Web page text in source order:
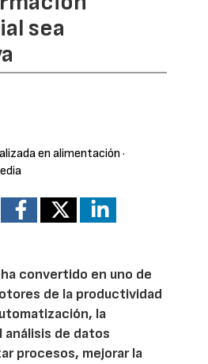
sea
en alimentación ·
convertido en uno de
de la productividad
la
de datos
procesos, mejorar la